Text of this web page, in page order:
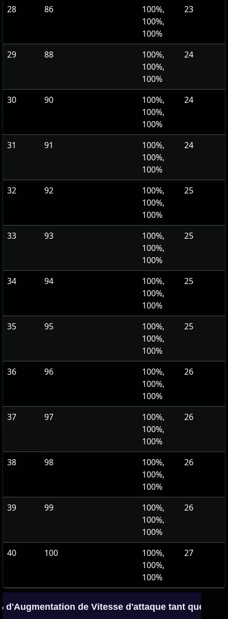
28 86
100%,
100%,
100%
23
29 88
100%,
100%,
100%
24
30 90
100%,
100%,
100%
24
31 91
100%,
100%,
100%
24
32 92
100%,
100%,
100%
25
33 93
100%,
100%,
100%
25
34 94
100%,
100%,
100%
25
35 95
100%,
100%,
100%
25
36 96
100%,
100%,
100%
26
37 97
100%,
100%,
100%
26
38 98
100%,
100%,
100%
26
39 99
100%,
100%,
100%
26
40 100
100%,
100%,
100%
27